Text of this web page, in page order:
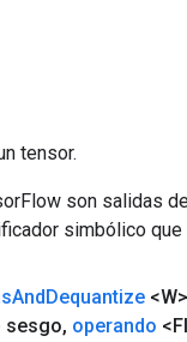
tensor.
son salidas
simbólico
AndDequantize <W>
sesgo, operando